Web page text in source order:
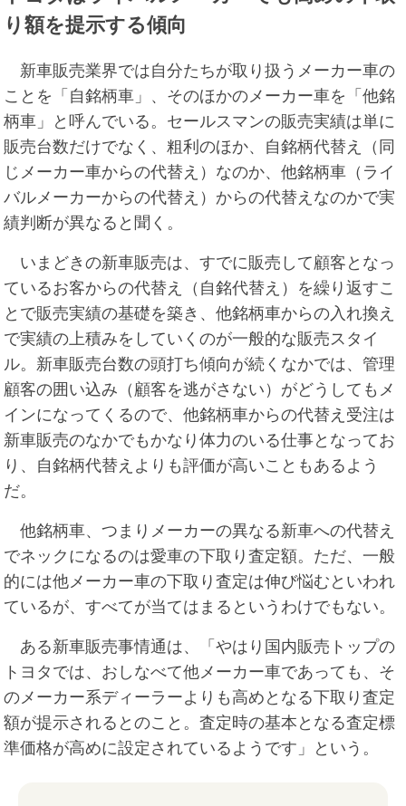
り額を提示する傾向
新車販売業界では自分たちが取り扱うメーカー車の
ことを「自銘柄車」、そのほかのメーカー車を「他銘
柄車」と呼んでいる。セールスマンの販売実績は単に
販売台数だけでなく、粗利のほか、自銘柄代替え（同
じメーカー車からの代替え）なのか、他銘柄車（ライ
バルメーカーからの代替え）からの代替えなのかで実
績判断が異なると聞く。
いまどきの新車販売は、すでに販売して顧客となっ
ているお客からの代替え（自銘代替え）を繰り返すこ
とで販売実績の基礎を築き、他銘柄車からの入れ換え
で実績の上積みをしていくのが一般的な販売スタイ
ル。新車販売台数の頭打ち傾向が続くなかでは、管理
顧客の囲い込み（顧客を逃がさない）がどうしてもメ
インになってくるので、他銘柄車からの代替え受注は
新車販売のなかでもかなり体力のいる仕事となってお
り、自銘柄代替えよりも評価が高いこともあるよう
だ。
他銘柄車、つまりメーカーの異なる新車への代替え
でネックになるのは愛車の下取り査定額。ただ、一般
的には他メーカー車の下取り査定は伸び悩むといわれ
ているが、すべてが当てはまるというわけでもない。
ある新車販売事情通は、「やはり国内販売トップの
トヨタでは、おしなべて他メーカー車であっても、そ
のメーカー系ディーラーよりも高めとなる下取り査定
額が提示されるとのこと。査定時の基本となる査定標
準価格が高めに設定されているようです」という。